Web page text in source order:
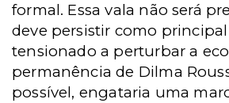
formal. Essa vala não será
deve persistir como
tensionado a perturbar a
permanência de Dilma
possível, engataria uma